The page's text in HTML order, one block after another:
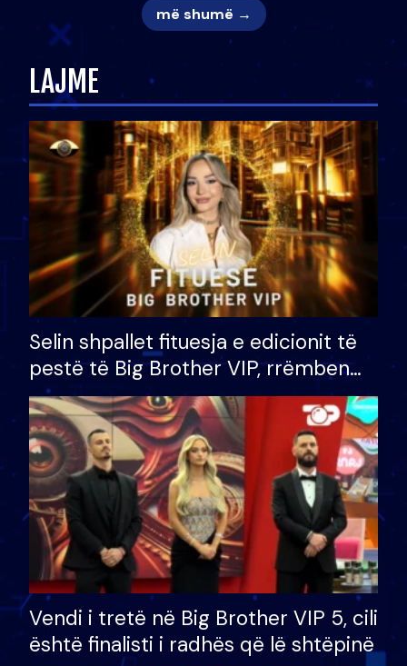
më shumë →
LAJME
Selin shpallet fituesja e edicionit të
pestë të Big Brother VIP, rrëmben
çmimin e madh prej 100 mijë eurosh
Vendi i tretë në Big Brother VIP 5, cili
është finalisti i radhës që lë shtëpinë